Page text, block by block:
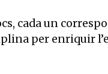
cada un
per enriquir